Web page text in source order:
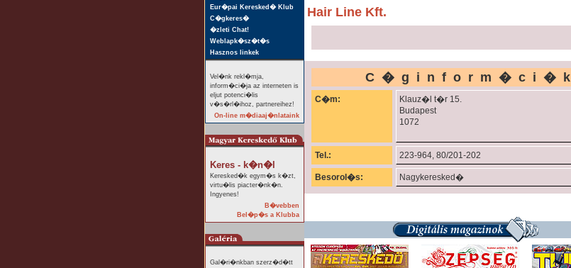
Eur�pai Keresked� Klub
C�gkeres�
�zleti Chat!
Weblapk�sz�t�s
Hasznos linkek
Vel�nk rekl�mja,
inform�ci�ja az interneten is
eljut potenci�lis
v�s�rl�ihoz, partnereihez!
On-line m�diaaj�nlataink
Keres - k�n�l
Keresked�k egym�s k�zt,
virtu�lis piacter�nk�n.
Ingyenes!
B�vebben
Bel�p�s a Klubba
Gal�ri�nkban szerz�d�tt
Hair Line Kft.
C�ginform�ci�k
C�m:
Klauz�l t�r 15.
Budapest
1072
Tel.: 223-964, 80/201-202
Besorol�s: Nagykeresked�